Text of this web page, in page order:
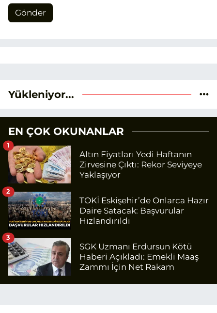
Gönder
Yükleniyor...
EN ÇOK OKUNANLAR
Altın Fiyatları Yedi Haftanın
Zirvesine Çıktı: Rekor Seviyeye
Yaklaşıyor
1
TOKİ Eskişehir’de Onlarca Hazır
Daire Satacak: Başvurular
Hızlandırıldı
2
SGK Uzmanı Erdursun Kötü
Haberi Açıkladı: Emekli Maaş
Zammı İçin Net Rakam
3